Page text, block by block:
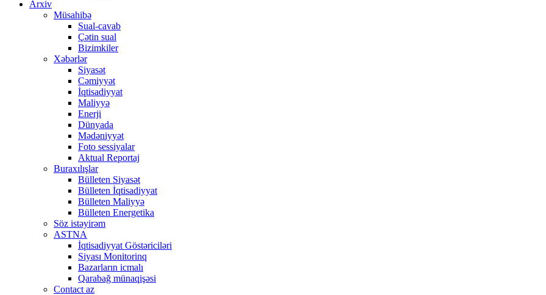
Arxiv
Müsahibə
Sual-cavab
Çətin sual
Bizimkiler
Xəbərlər
Siyasət
Cəmiyyət
İqtisadiyyat
Maliyyə
Enerji
Dünyada
Mədəniyyət
Foto sessiyalar
Aktual Reportaj
Buraxılışlar
Bülleten Siyasət
Bülleten İqtisadiyyat
Bülleten Maliyyə
Bülleten Energetika
Söz istəyirəm
ASTNA
İqtisadiyyat Göstəriciləri
Siyası Monitorinq
Bazarların icmalı
Qarabağ münaqişəsi
Contact az